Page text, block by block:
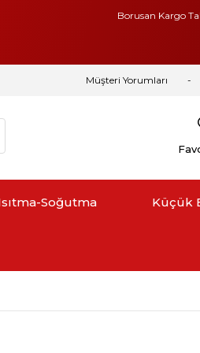
Borusan Kargo
Müşteri Yorumları
Soğutma Küçük